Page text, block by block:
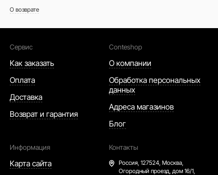
О возврате
Сервис
Как заказать
Оплата
Доставка
Возврат и гарантия
Conteshop
О компании
Обработка персональных
данных
Адреса магазинов
Блог
Информация
Карта сайта
Контакты
Россия, 127524, Москва,
Огородный проезд, дом 16/1,